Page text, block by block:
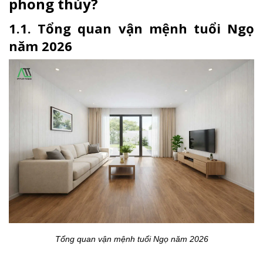
1.1. Tổng quan vận mệnh tuổi Ngọ
năm 2026
Tổng quan vận mệnh tuổi Ngọ năm 2026